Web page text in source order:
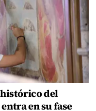
del
en su fase